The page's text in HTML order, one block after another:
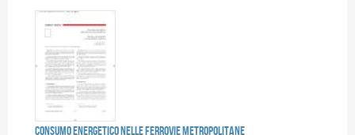
Consumo energetico nelle ferrovie metropolitane